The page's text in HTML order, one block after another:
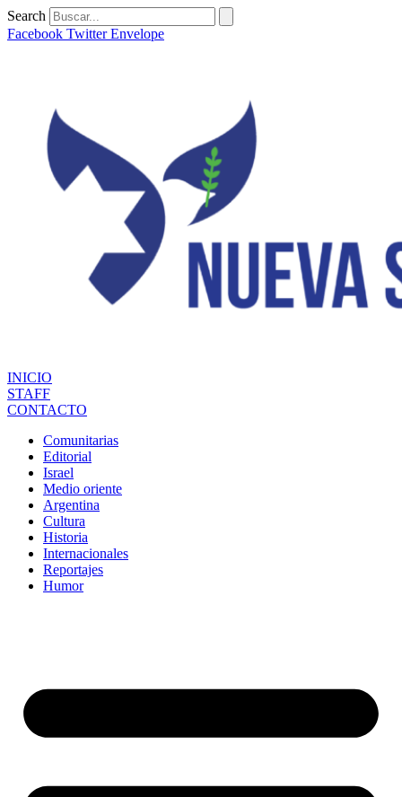
Ir
al
Search
Facebook Twitter Envelope
INICIO
STAFF
CONTACTO
Comunitarias
Editorial
Israel
Medio oriente
Argentina
Cultura
Historia
Internacionales
Reportajes
Humor